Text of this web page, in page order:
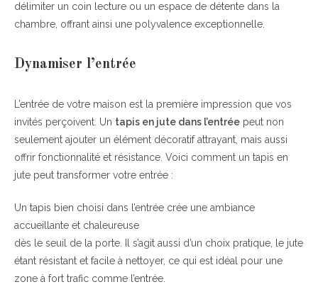
délimiter un coin lecture ou un espace de détente dans la
chambre, offrant ainsi une polyvalence exceptionnelle.
Dynamiser l’entrée
L’entrée de votre maison est la première impression que vos
invités perçoivent. Un tapis en jute dans l’entrée peut non
seulement ajouter un élément décoratif attrayant, mais aussi
offrir fonctionnalité et résistance. Voici comment un tapis en
jute peut transformer votre entrée :
Un tapis bien choisi dans l’entrée crée une ambiance
accueillante et chaleureuse
dès le seuil de la porte. Il s’agit aussi d’un choix pratique, le jute
étant résistant et facile à nettoyer, ce qui est idéal pour une
zone à fort trafic comme l’entrée.